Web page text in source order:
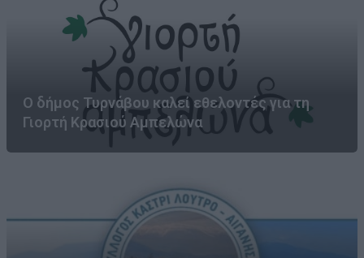
Ο δήμος Τυρνάβου καλεί εθελοντές για τη
Γιορτή Κρασιού Αμπελώνα